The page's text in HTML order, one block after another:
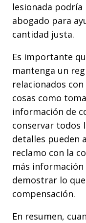
lesionada
abogado para
cantidad justa.
Es importante
mantenga un
relacionados
cosas como
información de
conservar todos
detalles pueden
reclamo con la
más
demostrar lo
compensación.
En resumen,